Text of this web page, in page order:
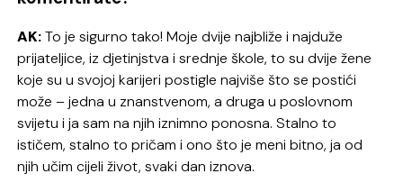
AK:To je sigurno tako! Moje dvije najbliže i najduže
prijateljice, iz djetinjstva i srednje škole, to su dvije žene
koje su u svojoj karijeri postigle najviše što se postići
može – jedna u znanstvenom, a druga u poslovnom
svijetu i ja sam na njih iznimno ponosna. Stalno to
ističem, stalno to pričam i ono što je meni bitno, ja od
njih učim cijeli život, svaki dan iznova.